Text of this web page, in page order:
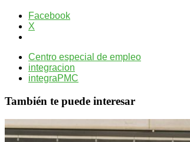
Facebook
X
Centro especial de empleo
integracion
integraPMC
También te puede interesar